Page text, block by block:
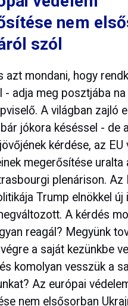
nem
szól
azt mondani, hogy
- adja meg posztjába
A világban zajló
jókora késéssel - de
kérdése, az EU
megerősítése uralta
plenárison. Az
Trump elnökkel új
A kérdés
reagál? Megyünk
a saját kezünkbe
komolyan vesszük a
Az európai
nem elsősorban